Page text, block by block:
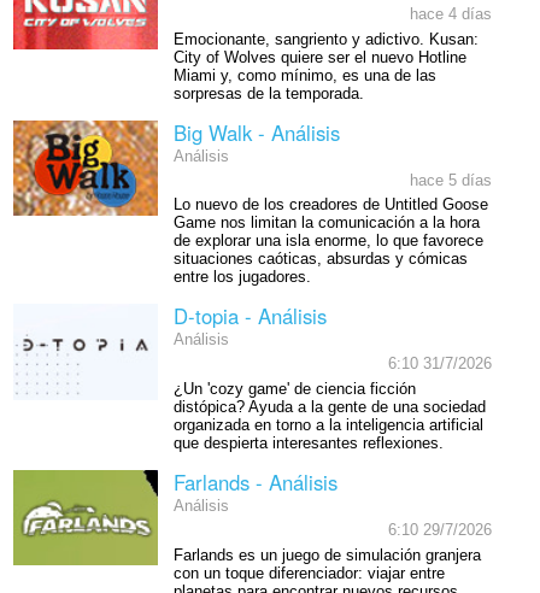
hace 4 días
Emocionante, sangriento y adictivo. Kusan:
City of Wolves quiere ser el nuevo Hotline
Miami y, como mínimo, es una de las
sorpresas de la temporada.
Big Walk - Análisis
Análisis
hace 5 días
Lo nuevo de los creadores de Untitled Goose
Game nos limitan la comunicación a la hora
de explorar una isla enorme, lo que favorece
situaciones caóticas, absurdas y cómicas
entre los jugadores.
D-topia - Análisis
Análisis
6:10 31/7/2026
¿Un 'cozy game' de ciencia ficción
distópica? Ayuda a la gente de una sociedad
organizada en torno a la inteligencia artificial
que despierta interesantes reflexiones.
Farlands - Análisis
Análisis
6:10 29/7/2026
Farlands es un juego de simulación granjera
con un toque diferenciador: viajar entre